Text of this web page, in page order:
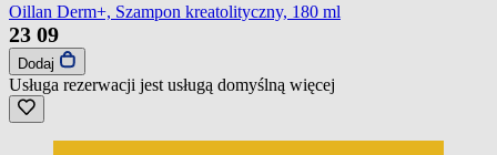
Oillan Derm+, Szampon kreatolityczny, 180 ml
23 09
Dodaj
Usługa rezerwacji jest usługą domyślną więcej